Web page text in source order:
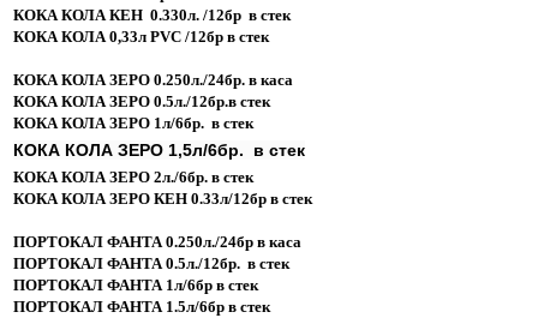
ЗАГОРКА
БЕЗАЛКОХОЛНИ НАПИТКИ
КОКА КОЛА
СЕРИНО
КОКА КОЛА КЕН 0.330л. /12бр в стек
КОКА КОЛА 0,33л PVC /12бр в стек
КОКА КОЛА ЗЕРО 0.250л./24бр. в каса
КОКА КОЛА ЗЕРО 0.5л./12бр.в стек
КОКА КОЛА ЗЕРО 1л/6бр. в стек
КОКА КОЛА ЗЕРО 1,5л/6бр. в стек
КОКА КОЛА ЗЕРО 2л./6бр. в стек
КОКА КОЛА ЗЕРО КЕН 0.33л/12бр в стек
ПОРТОКАЛ ФАНТА 0.250л./24бр в каса
ПОРТОКАЛ ФАНТА 0.5л./12бр. в стек
ПОРТОКАЛ ФАНТА 1л/6бр в стек
ПОРТОКАЛ ФАНТА 1.5л/6бр в стек